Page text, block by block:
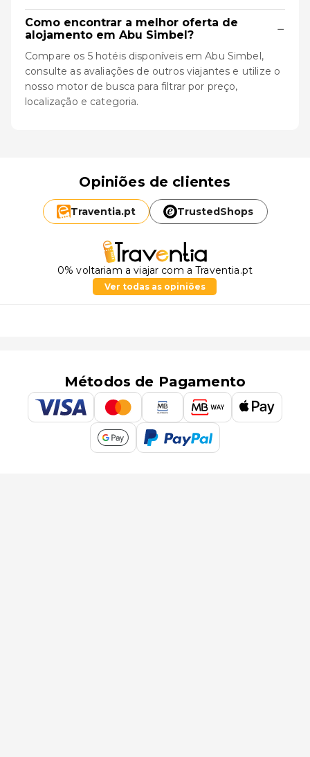
Como encontrar a melhor oferta de
alojamento em Abu Simbel?
−
Compare os 5 hotéis disponíveis em Abu Simbel,
consulte as avaliações de outros viajantes e utilize o
nosso motor de busca para filtrar por preço,
localização e categoria.
Opiniões de clientes
Traventia.pt TrustedShops
0% voltariam a viajar com a Traventia.pt
Ver todas as opiniões
Métodos de Pagamento